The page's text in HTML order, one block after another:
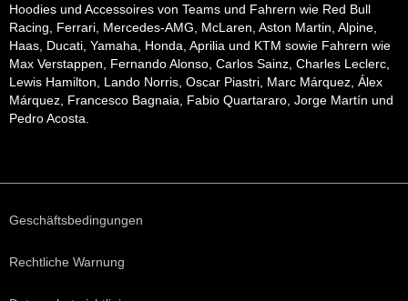
Hoodies und Accessoires von Teams und Fahrern wie Red Bull
Racing, Ferrari, Mercedes-AMG, McLaren, Aston Martin, Alpine,
Haas, Ducati, Yamaha, Honda, Aprilia und KTM sowie Fahrern wie
Max Verstappen, Fernando Alonso, Carlos Sainz, Charles Leclerc,
Lewis Hamilton, Lando Norris, Oscar Piastri, Marc Márquez, Álex
Márquez, Francesco Bagnaia, Fabio Quartararo, Jorge Martín und
Pedro Acosta.
Geschäftsbedingungen
Rechtliche Warnung